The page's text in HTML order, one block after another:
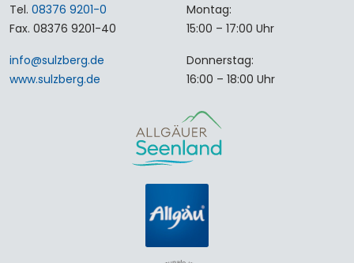
Tel. 08376 9201-0
Fax. 08376 9201-40
info@sulzberg.de
www.sulzberg.de
Montag:
15:00 – 17:00 Uhr
Donnerstag:
16:00 – 18:00 Uhr